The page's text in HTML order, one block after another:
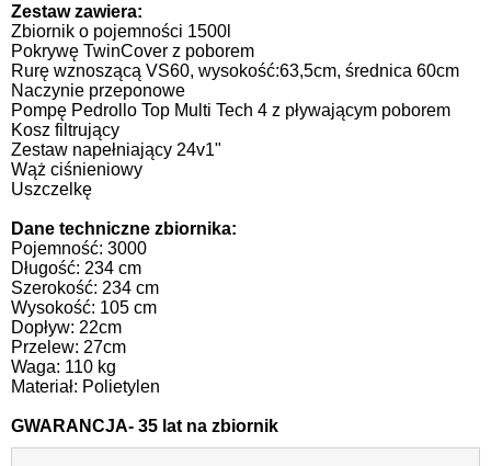
Zestaw zawiera:
Zbiornik o pojemności 1500l
Pokrywę TwinCover z poborem
Rurę wznoszącą VS60, wysokość:63,5cm, średnica 60cm
Naczynie przeponowe
Pompę Pedrollo Top Multi Tech 4 z pływającym poborem
Kosz filtrujący
Zestaw napełniający 24v1"
Wąż ciśnieniowy
Uszczelkę
Dane techniczne zbiornika:
Pojemność: 3000
Długość: 234 cm
Szerokość: 234 cm
Wysokość: 105 cm
Dopływ: 22cm
Przelew: 27cm
Waga: 110 kg
Materiał: Polietylen
GWARANCJA- 35 lat na zbiornik